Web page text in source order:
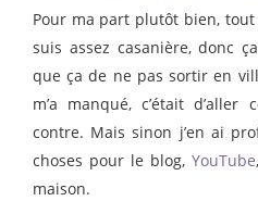
Pour ma part plutôt bien, tout
suis assez casanière, donc
que ça de ne pas sortir en
m’a manqué, c’était
contre. Mais sinon j’en ai
choses pour le blog, YouTube
maison.